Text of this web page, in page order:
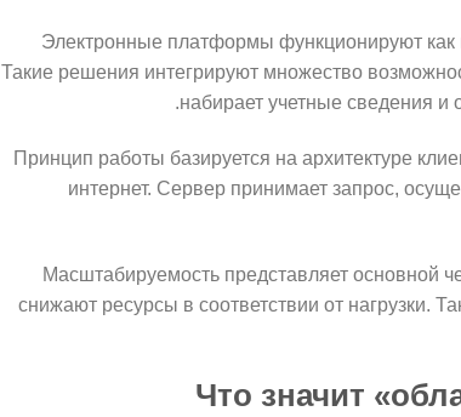
Электронные платформы функционируют как
Такие решения интегрируют множество
набирает учетные сведения и
.
Принцип работы базируется на архитектуре
интернет. Сервер принимает запрос,
Масштабируемость представляет основной
снижают ресурсы в соответствии от нагрузки.
Что значит